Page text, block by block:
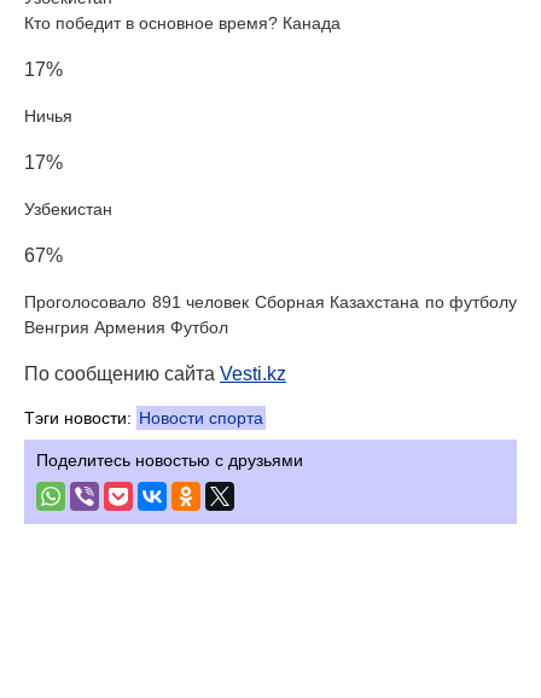
Кто победит в основное время? Канада
17%
Ничья
17%
Узбекистан
67%
Проголосовало 891 человек Сборная Казахстана по футболу
Венгрия Армения Футбол
По сообщению сайта Vesti.kz
Тэги новости: Новости спорта
Поделитесь новостью с друзьями